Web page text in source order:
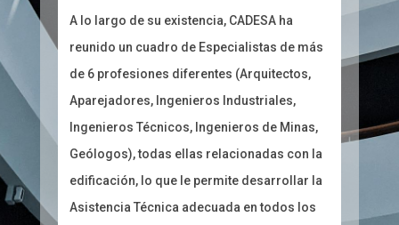
A lo largo de su existencia, CADESA ha
reunido un cuadro de Especialistas de más
de 6 profesiones diferentes (Arquitectos,
Aparejadores, Ingenieros Industriales,
Ingenieros Técnicos, Ingenieros de Minas,
Geólogos), todas ellas relacionadas con la
edificación, lo que le permite desarrollar la
Asistencia Técnica adecuada en todos los